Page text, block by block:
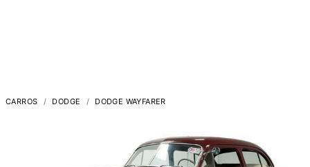
CARROS DODGE DODGE WAYFARER